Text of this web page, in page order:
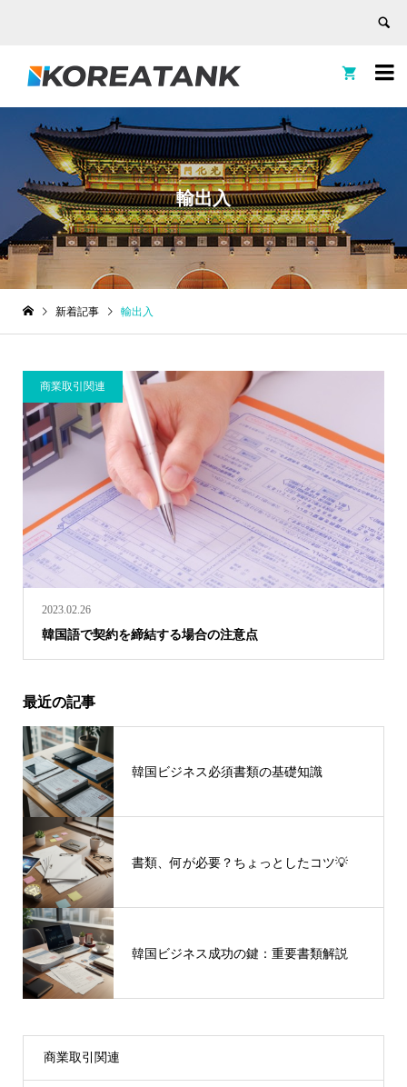


輸出入
新着記事 輸出入
2023.02.26
韓国語で契約を締結する場合の注意点
商業取引関連
最近の記事
韓国ビジネス必須書類の基礎知識
書類、何が必要？ちょっとしたコツ💡
韓国ビジネス成功の鍵：重要書類解説
商業取引関連